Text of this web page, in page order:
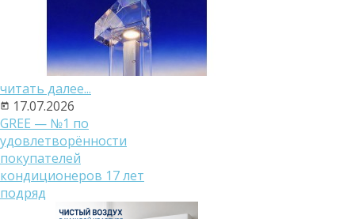
читать далее...
17.07.2026
GREE — №1 по
удовлетворённости
покупателей
кондиционеров 17 лет
подряд